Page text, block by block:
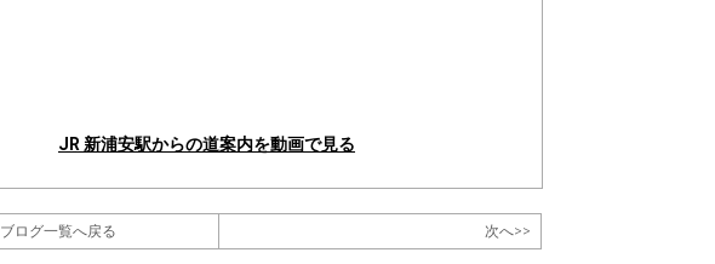
JR 新浦安駅からの道案内を動画で見る
ブログ一覧へ戻る 次へ>>